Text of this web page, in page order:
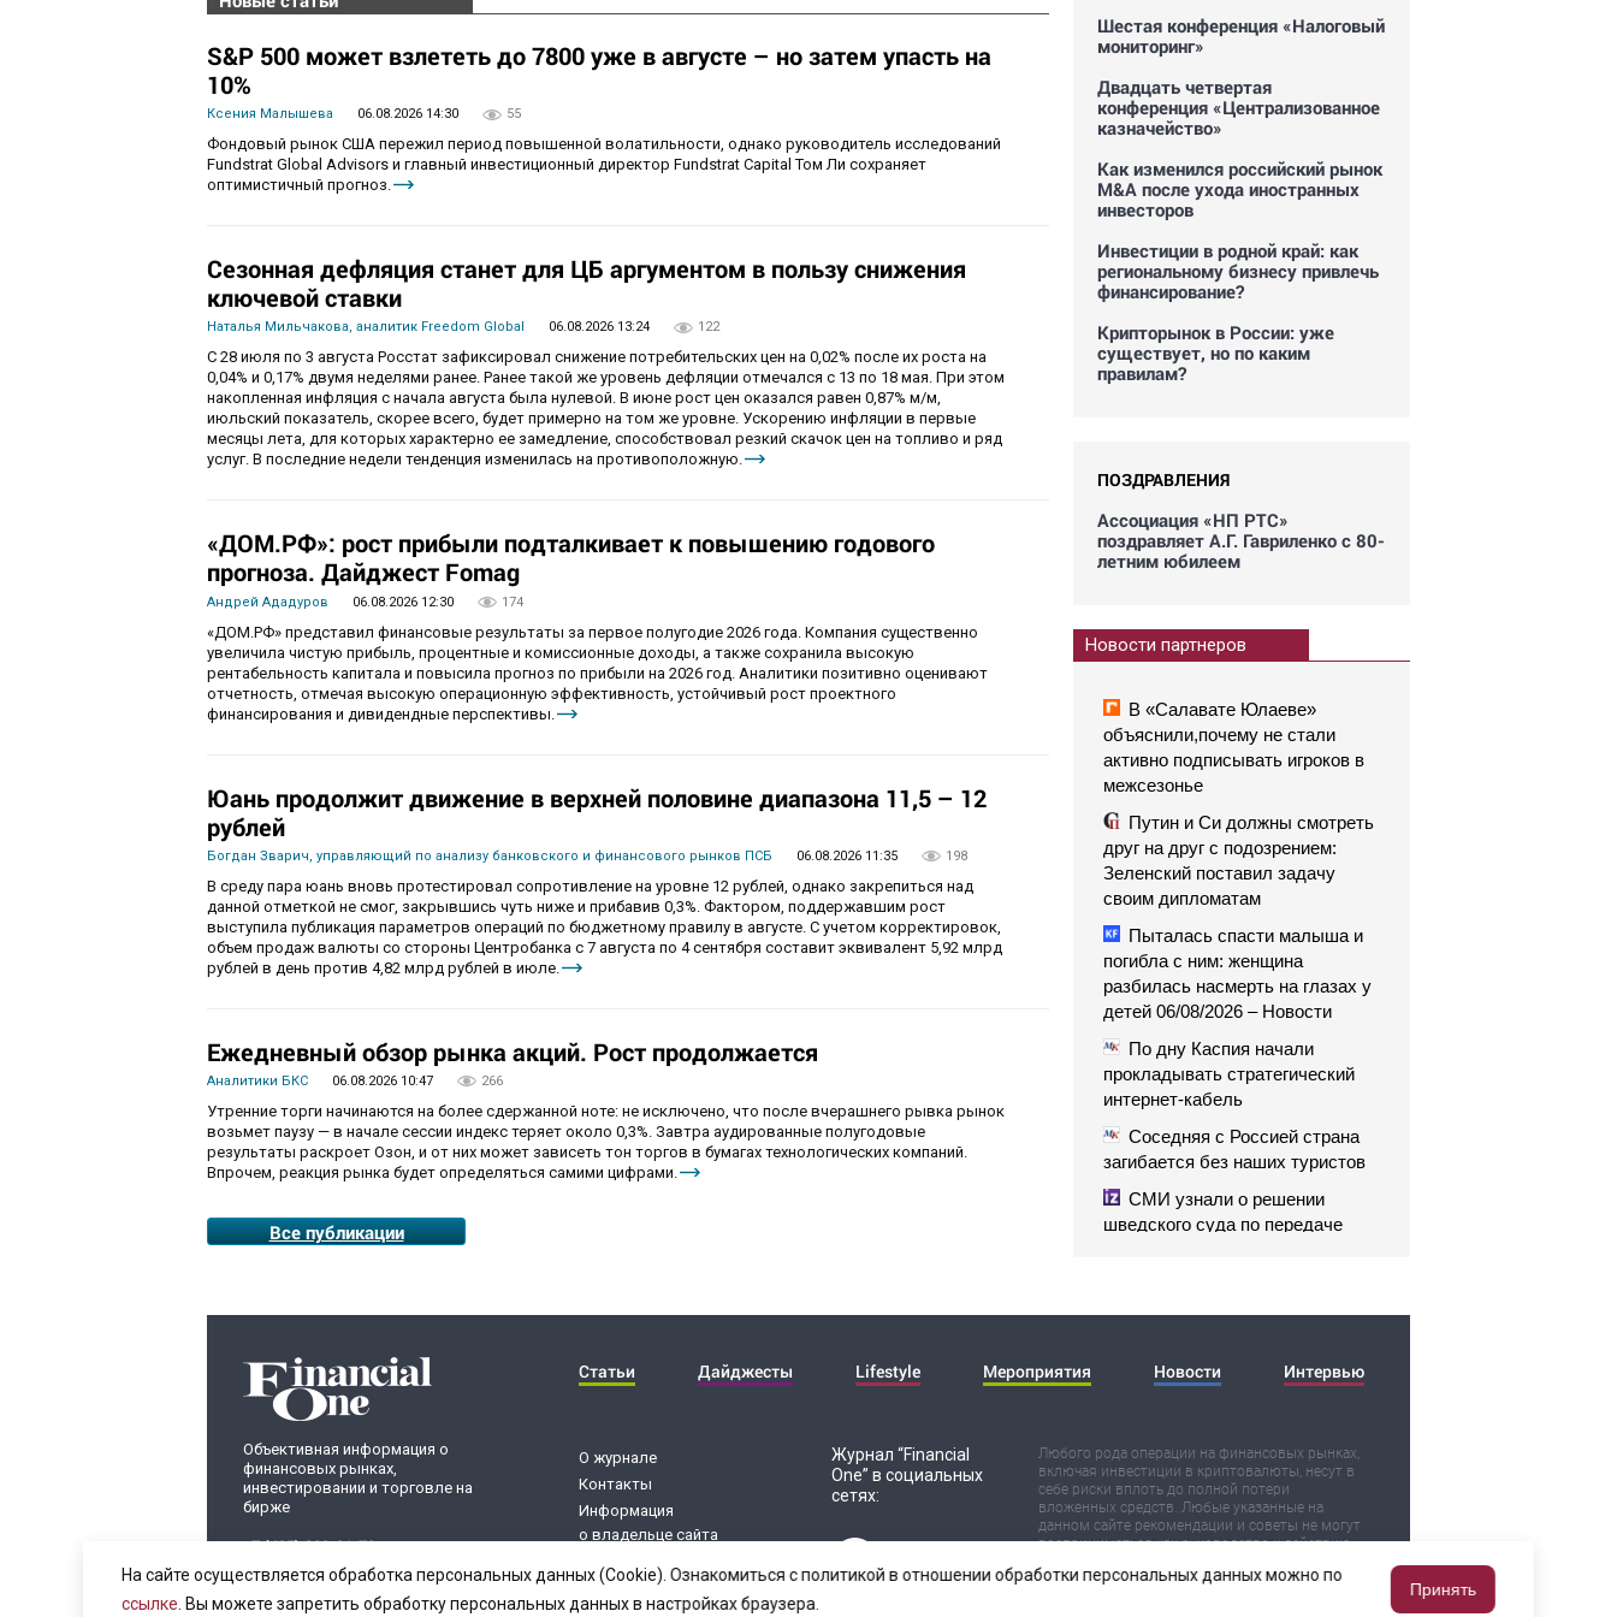
S&P 500 может взлететь до 7800 уже в августе – но затем упасть на
10%
Ксения Малышева 06.08.2026 14:30 55
Фондовый рынок США пережил период повышенной волатильности, однако руководитель исследований
Fundstrat Global Advisors и главный инвестиционный директор Fundstrat Capital Том Ли сохраняет
оптимистичный прогноз.
Сезонная дефляция станет для ЦБ аргументом в пользу снижения
ключевой ставки
Наталья Мильчакова, аналитик Freedom Global 06.08.2026 13:24 122
С 28 июля по 3 августа Росстат зафиксировал снижение потребительских цен на 0,02% после их роста на
0,04% и 0,17% двумя неделями ранее. Ранее такой же уровень дефляции отмечался с 13 по 18 мая. При этом
накопленная инфляция с начала августа была нулевой. В июне рост цен оказался равен 0,87% м/м,
июльский показатель, скорее всего, будет примерно на том же уровне. Ускорению инфляции в первые
месяцы лета, для которых характерно ее замедление, способствовал резкий скачок цен на топливо и ряд
услуг. В последние недели тенденция изменилась на противоположную.
«ДОМ.РФ»: рост прибыли подталкивает к повышению годового
прогноза. Дайджест Fomag
Андрей Ададуров 06.08.2026 12:30 174
«ДОМ.РФ» представил финансовые результаты за первое полугодие 2026 года. Компания существенно
увеличила чистую прибыль, процентные и комиссионные доходы, а также сохранила высокую
рентабельность капитала и повысила прогноз по прибыли на 2026 год. Аналитики позитивно оценивают
отчетность, отмечая высокую операционную эффективность, устойчивый рост проектного
финансирования и дивидендные перспективы.
Юань продолжит движение в верхней половине диапазона 11,5 – 12
рублей
Богдан Зварич, управляющий по анализу банковского и финансового рынков ПСБ 06.08.2026 11:35 198
В среду пара юань вновь протестировал сопротивление на уровне 12 рублей, однако закрепиться над
данной отметкой не смог, закрывшись чуть ниже и прибавив 0,3%. Фактором, поддержавшим рост
выступила публикация параметров операций по бюджетному правилу в августе. С учетом корректировок,
объем продаж валюты со стороны Центробанка с 7 августа по 4 сентября составит эквивалент 5,92 млрд
рублей в день против 4,82 млрд рублей в июле.
Ежедневный обзор рынка акций. Рост продолжается
Аналитики БКС 06.08.2026 10:47 266
Утренние торги начинаются на более сдержанной ноте: не исключено, что после вчерашнего рывка рынок
возьмет паузу — в начале сессии индекс теряет около 0,3%. Завтра аудированные полугодовые
результаты раскроет Озон, и от них может зависеть тон торгов в бумагах технологических компаний.
Впрочем, реакция рынка будет определяться самими цифрами.
Все публикации
Шестая конференция «Налоговый
мониторинг»
Двадцать четвертая
конференция «Централизованное
казначейство»
Как изменился российский рынок
M&A после ухода иностранных
инвесторов
Инвестиции в родной край: как
региональному бизнесу привлечь
финансирование?
Крипторынок в России: уже
существует, но по каким
правилам?
ПОЗДРАВЛЕНИЯ
Ассоциация «НП РТС»
поздравляет А.Г. Гавриленко с 80-
летним юбилеем
Новости партнеров
В «Салавате Юлаеве»
объяснили,почему не стали
активно подписывать игроков в
межсезонье
Путин и Си должны смотреть
друг на друг с подозрением:
Зеленский поставил задачу
своим дипломатам
Пыталась спасти малыша и
погибла с ним: женщина
разбилась насмерть на глазах у
детей 06/08/2026 – Новости
По дну Каспия начали
прокладывать стратегический
интернет-кабель
Соседняя с Россией страна
загибается без наших туристов
СМИ узнали о решении
шведского суда по передаче
Объективная информация о
финансовых рынках,
инвестировании и торговле на
бирже
+7 (495) 899-01-70
info@fomag.ru
Статьи Дайджесты Lifestyle Мероприятия Новости Интервью
О журнале
Контакты
Информация
о владельце сайта
персональных данных
Журнал “Financial
One” в социальных
сетях:
Любого рода операции на финансовых рынках,
включая инвестиции в криптовалюты, несут в
себе риски вплоть до полной потери
вложенных средств. Любые указанные на
данном сайте рекомендации и советы не могут
восприниматься как руководство к действию.
риск и сами несете ответственность за
На сайте осуществляется обработка персональных данных (Cookie). Ознакомиться с политикой в отношении обработки персональных данных можно по
ссылке . Вы можете запретить обработку персональных данных в настройках браузера.
Принять